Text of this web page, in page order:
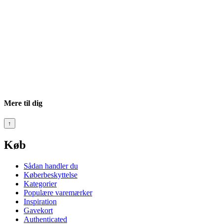
Mere til dig
↑
Køb
Sådan handler du
Køberbeskyttelse
Kategorier
Populære varemærker
Inspiration
Gavekort
Authenticated